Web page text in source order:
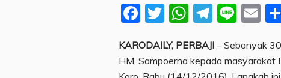
Facebook
Twitter Line
KARODAILY, PERBAJI – Sebanyak
HM. Sampoerna kepada masyarakat